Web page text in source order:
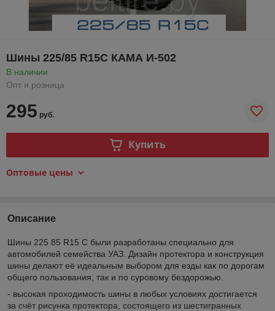
Шины 225/85 R15С КАМА И-502
В наличии
Опт и розница
295 руб.
Купить
Оптовые цены
Описание
Шины 225 85 R15 С были разработаны специально для
автомобилей семейства УАЗ. Дизайн протектора и конструкция
шины делают её идеальным выбором для езды как по дорогам
общего пользования, так и по суровому бездорожью.
- высокая проходимость шины в любых условиях достигается
за счёт рисунка протектора, состоящего из шестигранных